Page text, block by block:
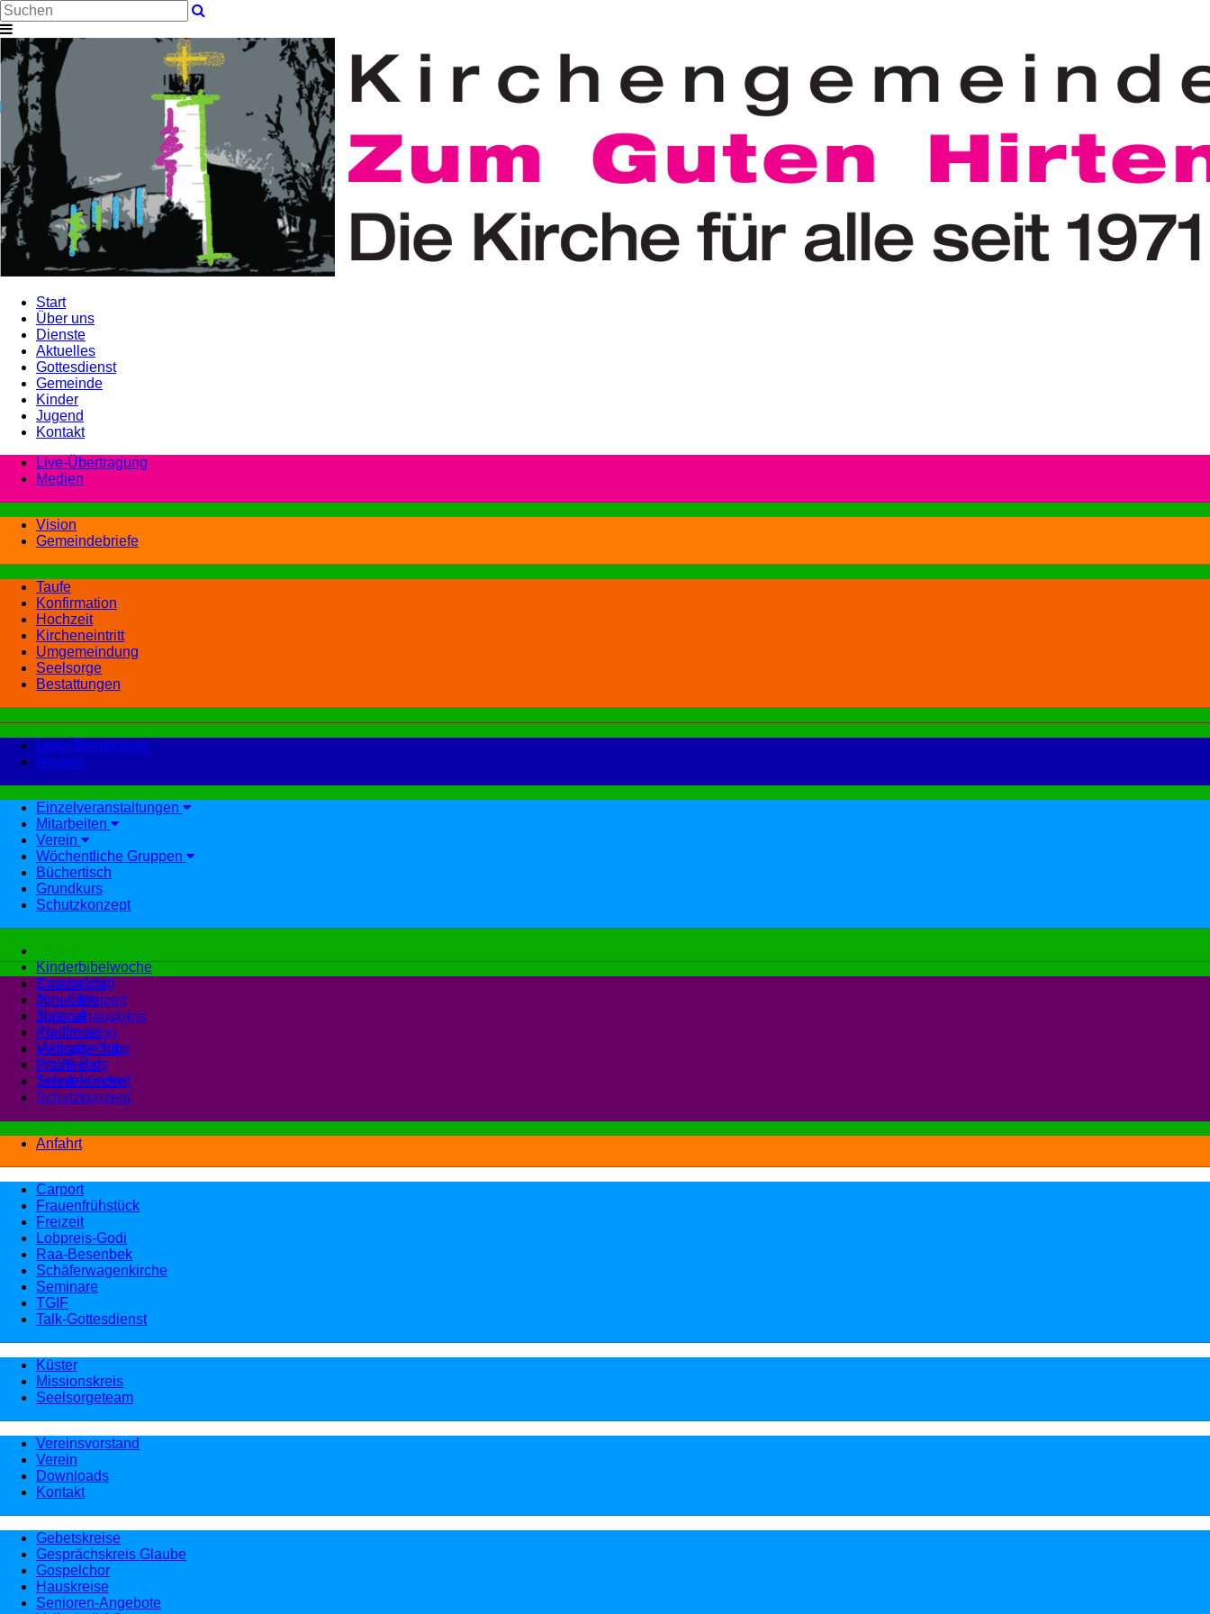
Start
Über uns
Dienste
Aktuelles
Gottesdienst
Gemeinde
Kinder
Jugend
Kontakt
Live-Übertragung
Medien
Vision
Gemeindebriefe
Taufe
Konfirmation
Hochzeit
Kircheneintritt
Umgemeindung
Seelsorge
Bestattungen
Live-Übertragung
Medien
Einzelveranstaltungen
Mitarbeiten
Verein
Wöchentliche Gruppen
Büchertisch
Grundkurs
Schutzkonzept
Kinderbibelwoche
Kuschelclub
Mini-Club
Musical
Pfadfinder
Volltrefferclub
WoW!-Kids
Schutzkonzept
Crossnight
Jugendfreizeit
Jugendhauskreis
Konfirmation
Message Tribe
Pfadfinder
Teenie-Kirche
Schutzkonzept
Anfahrt
Carport
Frauenfrühstück
Freizeit
Lobpreis-Godi
Raa-Besenbek
Schäferwagenkirche
Seminare
TGIF
Talk-Gottesdienst
Küster
Missionskreis
Seelsorgeteam
Vereinsvorstand
Verein
Downloads
Kontakt
Gebetskreise
Gesprächskreis Glaube
Gospelchor
Hauskreise
Senioren-Angebote